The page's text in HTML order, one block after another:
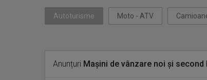
Autoturisme Moto - ATV
Anunțuri Mașini de vânzare noi și second